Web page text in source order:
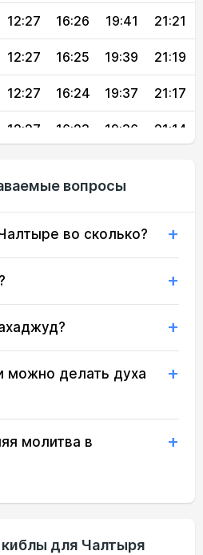
12:27 16:26 19:41 21:21
12:27 16:25 19:39 21:19
12:27 16:24 19:37 21:17
12:27 16:23 19:36 21:14
12:26 16:21 19:30 21:07
21:05
12:26 16:19 19:27 21:03
12:25 16:17 19:23 20:58
12:25 16:16 19:22 20:56
вопросы
во сколько?
можно делать духа
молитва в
для Чалтыря